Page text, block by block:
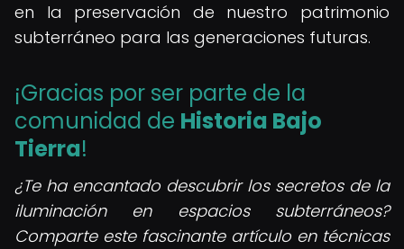
en la preservación de nuestro patrimonio
subterráneo para las generaciones futuras.
¡Gracias por ser parte de la
comunidad de Historia Bajo
Tierra!
¿Te ha encantado descubrir los secretos de la
iluminación en espacios subterráneos?
Comparte este fascinante artículo en técnicas